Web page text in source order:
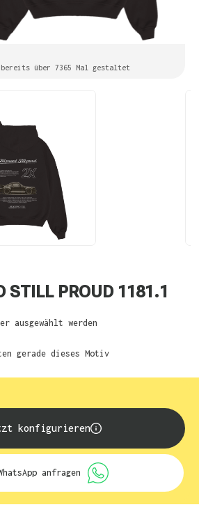
bereits über 7365 Mal gestaltet
STILL PROUD 1181.1
ausgewählt werden
gerade dieses Motiv
konfigurieren
anfragen